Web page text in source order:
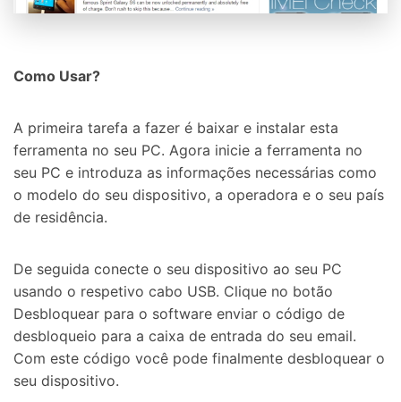
Como Usar?
A primeira tarefa a fazer é baixar e instalar esta
ferramenta no seu PC. Agora inicie a ferramenta no
seu PC e introduza as informações necessárias como
o modelo do seu dispositivo, a operadora e o seu país
de residência.
De seguida conecte o seu dispositivo ao seu PC
usando o respetivo cabo USB. Clique no botão
Desbloquear para o software enviar o código de
desbloqueio para a caixa de entrada do seu email.
Com este código você pode finalmente desbloquear o
seu dispositivo.